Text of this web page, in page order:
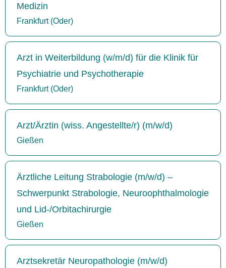
Medizin
Frankfurt (Oder)
Arzt in Weiterbildung (w/m/d) für die Klinik für
Psychiatrie und Psychotherapie
Frankfurt (Oder)
Arzt/Ärztin (wiss. Angestellte/r) (m/w/d)
Gießen
Ärztliche Leitung Strabologie (m/w/d) –
Schwerpunkt Strabologie, Neuroophthalmologie
und Lid-/Orbitachirurgie
Gießen
Arztsekretär Neuropathologie (m/w/d)